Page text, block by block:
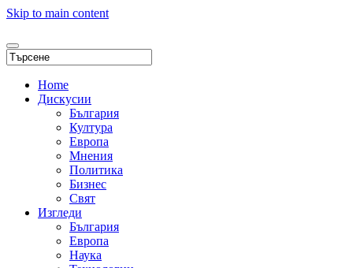
Skip to main content
Home
Дискусии
България
Култура
Европа
Мнения
Политика
Бизнес
Свят
Изгледи
България
Европа
Наука